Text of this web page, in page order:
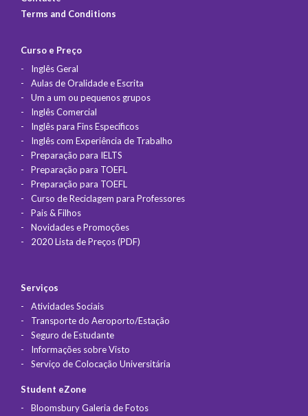
Terms and Conditions
Curso e Preço
Inglês Geral
Aulas de Oralidade e Escrita
Um a um ou pequenos grupos
Inglês Comercial
Inglês para Fins Específicos
Inglês com Experiência de Trabalho
Preparação para IELTS
Preparação para TOEFL
Preparação para TOEFL
Curso de Reciclagem para Professores
Pais & Filhos
Novidades e Promoções
2020 Lista de Preços (PDF)
Serviços
Atividades Sociais
Transporte do Aeroporto/Estação
Seguro de Estudante
Informações sobre Visto
Serviço de Colocação Universitária
Student eZone
Bloomsbury Galeria de Fotos